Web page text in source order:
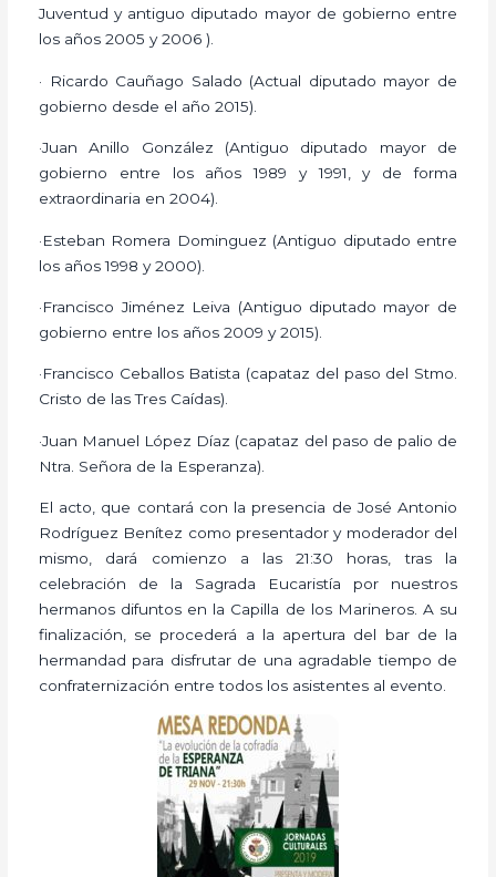
Juventud y antiguo diputado mayor de gobierno entre
los años 2005 y 2006 ).
· Ricardo Cauñago Salado (Actual diputado mayor de
gobierno desde el año 2015).
·Juan Anillo González (Antiguo diputado mayor de
gobierno entre los años 1989 y 1991, y de forma
extraordinaria en 2004).
·Esteban Romera Dominguez (Antiguo diputado entre
los años 1998 y 2000).
·Francisco Jiménez Leiva (Antiguo diputado mayor de
gobierno entre los años 2009 y 2015).
·Francisco Ceballos Batista (capataz del paso del Stmo.
Cristo de las Tres Caídas).
·Juan Manuel López Díaz (capataz del paso de palio de
Ntra. Señora de la Esperanza).
El acto, que contará con la presencia de José Antonio
Rodríguez Benítez como presentador y moderador del
mismo, dará comienzo a las 21:30 horas, tras la
celebración de la Sagrada Eucaristía por nuestros
hermanos difuntos en la Capilla de los Marineros. A su
finalización, se procederá a la apertura del bar de la
hermandad para disfrutar de una agradable tiempo de
confraternización entre todos los asistentes al evento.